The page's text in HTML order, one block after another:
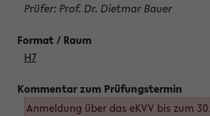
Prüfer: Prof. Dr. Dietmar Bauer
H7
Anmeldung über das eKVV bis zum